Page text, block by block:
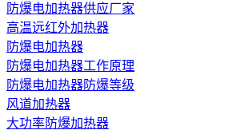
防爆电加热器供应厂家
高温远红外加热器
防爆电加热器
防爆电加热器工作原理
防爆电加热器防爆等级
风道加热器
大功率防爆加热器